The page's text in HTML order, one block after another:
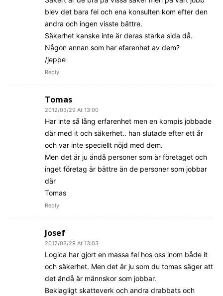
blev det bara fel och ena konsulten kom efter den
andra och ingen visste bättre.
Säkerhet kanske inte är deras starka sida då.
Någon annan som har efarenhet av dem?
/jeppe
Reply
Tomas
2012/03/29 At 13:00
Har inte så lång erfarenhet men en kompis jobbade
där med it och säkerhet.. han slutade efter ett år
och var inte speciellt nöjd med dem.
Men det är ju ändå personer som är företaget och
inget företag är bättre än de personer som jobbar
där
Tomas
Reply
Josef
2012/03/29 At 13:03
Logica har gjort en massa fel hos oss inom både it
och säkerhet. Men det är ju som du tomas säger att
det ändå är männskor som jobbar.
Beklagligt skatteverk och andra drabbats och